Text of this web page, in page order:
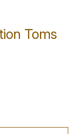
Toms